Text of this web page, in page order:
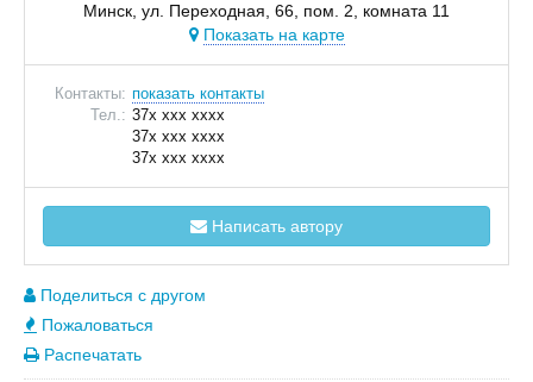
Минск, ул. Переходная, 66, пом. 2, комната 11
Показать на карте
Контакты: показать контакты
Тел.: 37x xxx xxxx
37x xxx xxxx
37x xxx xxxx
Написать автору
Поделиться с другом
Пожаловаться
Распечатать